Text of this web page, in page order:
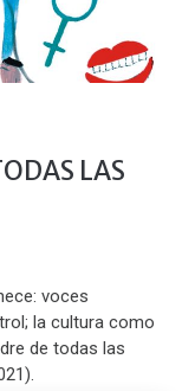
LAS
voces
la cultura como
de todas las